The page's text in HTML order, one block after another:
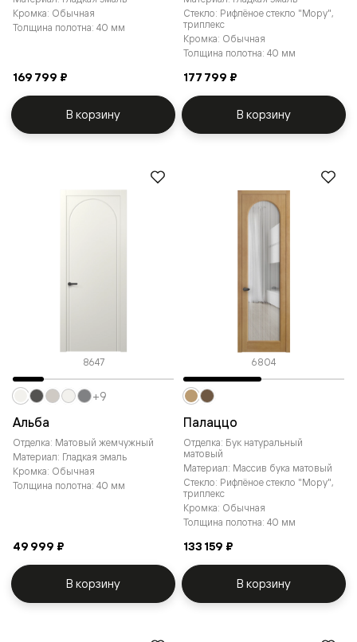
Кромка: Обычная
Толщина полотна: 40 мм
169 799 ₽
В корзину
Стекло: Рифлёное стекло "Мору",
триплекс
Кромка: Обычная
Толщина полотна: 40 мм
177 799 ₽
В корзину
8647
Альба
Отделка: Матовый жемчужный
Материал: Гладкая эмаль
Кромка: Обычная
Толщина полотна: 40 мм
49 999 ₽
+9
В корзину
6804
Палаццо
Отделка: Бук натуральный
матовый
Материал: Массив бука матовый
Стекло: Рифлёное стекло "Мору",
триплекс
Кромка: Обычная
Толщина полотна: 40 мм
133 159 ₽
В корзину